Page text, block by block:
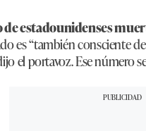
estadounidenses
es “también consciente
el portavoz. Ese número